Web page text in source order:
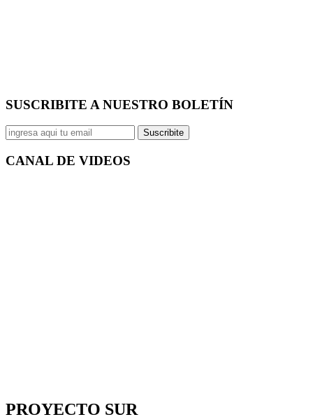
SUSCRIBITE A NUESTRO BOLETÍN
Suscribite
CANAL DE VIDEOS
PROYECTO SUR